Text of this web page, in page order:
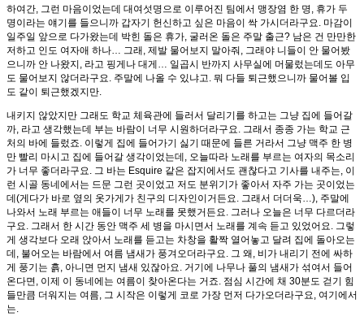
하여간, 그런 마음이었는데 대여섯명으로 이루어진 팀에서 맹장염 한 명, 휴가 두
명이라는 얘기를 들으니까 갑자기 헌신하고 싶은 마음이 싹 가시더라구요. 마감이
일주일 앞으로 다가왔는데 박힌 돌은 휴가, 굴러온 돌은 주말 출근? 남은 건 만만한
저하고 인도 여자애 하나… 그래, 제발 물어보지 말아줘, 그래야 니들이 안 물어봤
으니까 안 나왔지, 라고 핑게나 대게… 일곱시 반까지 사무실에 머물렀는데도 아무
도 물어보지 않더라구요. 주말에 나올 수 있냐고. 뭐 다들 퇴근했으니까 물어볼 입
도 같이 퇴근했겠지만.
내키지 않았지만 그래도 학교 체육관에 들러서 달리기를 하고는 그냥 집에 들어갈
까, 라고 생각했는데 부는 바람이 너무 시원하더라구요. 그래서 종종 가는 학교 근
처의 바에 들렀죠. 이렇게 집에 들어가기 싫기 때문에 들른 거라서 그냥 맥주 한 병
만 빨리 마시고 집에 들어갈 생각이었는데, 오늘따라 노래를 부르는 여자의 목소리
가 너무 좋더라구요. 그 바는 Esquire 같은 잡지에서도 괜찮다고 기사를 내주는, 이
런 시골 동네에서는 드문 그런 곳이었고 저도 분위기가 좋아서 자주 가는 곳이었는
데(게다가 바로 옆의 옷가게가 친구의 디자인이거든요. 그래서 더더욱…), 주말에
나와서 노래 부르는 애들이 너무 노래를 못했거든요. 그러나 오늘은 너무 다르더라
구요. 그래서 한 시간 동안 맥주 세 병을 마시면서 노래를 계속 듣고 있었어요. 그렇
게 생각보다 오래 앉아서 노래를 듣고는 차창을 활짝 열어놓고 달려 집에 돌아오는
데, 불어오는 바람에서 여름 냄새가 풍겨오더라구요. 그 왜, 비가 내리기 전에 싸하
게 풍기는 흙, 아니면 먼지 냄새 있잖아요. 거기에 나무나 풀의 냄새가 섞여서 들어
온다면, 이제 이 동네에는 여름이 찾아온다는 거죠. 점심 시간에 채 30분도 걷기 힘
들만큼 더워지는 여름, 그 시작은 이렇게 코로 가장 먼저 다가오더라구요, 여기에서
는.